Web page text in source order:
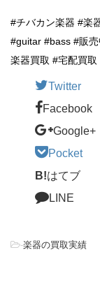
#チバカン楽器 #楽
#guitar #bass #販
楽器買取 #宅配買取
Twitter
Facebook
Google+
Pocket
B!はてブ
LINE
-楽器の買取実績